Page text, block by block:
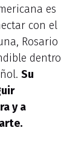
es
con el
Rosario
dentro
Su
y a